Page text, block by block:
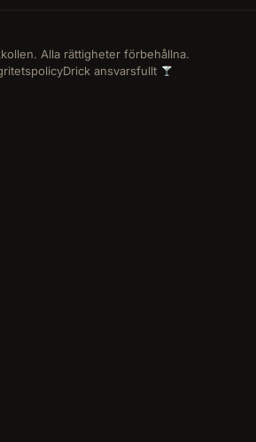
Drick ansvarsfullt
Alla rättigheter förbehållna.